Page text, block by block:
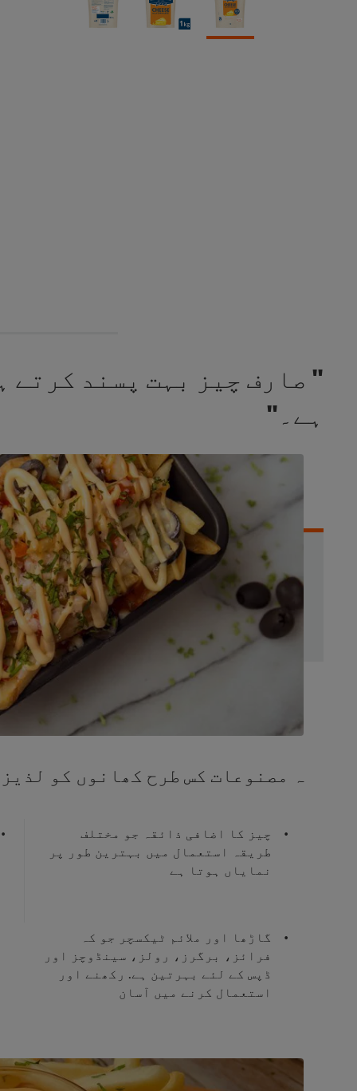
" صارف چیز بہت پسند کرتے
ہے۔"
ہ مصنوعات کس طرح کھانوں کو
چیز کا اضافی ذائقہ جو مختلف
طریقہ استعمال میں بہترین طور پر
نمایاں ہوتا ہے
گاڑھا اور ملائم ٹیکسچر جو کہ
فرائز، برگرز، رولز، سینڈوچز اور
ڈپس کے لئے بہرتین ہے. رکھنے اور
استعمال کرنے میں آسان